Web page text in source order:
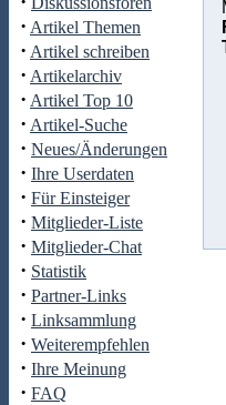
· Artikel Themen
· Artikel schreiben
· Artikelarchiv
· Artikel Top 10
· Artikel-Suche
· Neues/Änderungen
· Ihre Userdaten
· Für Einsteiger
· Mitglieder-Liste
· Mitglieder-Chat
· Statistik
· Partner-Links
· Linksammlung
· Weiterempfehlen
· Ihre Meinung
· FAQ